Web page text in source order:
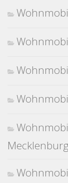
Mecklenburg